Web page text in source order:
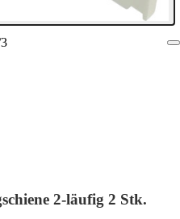
3
2-läufig 2 Stk.